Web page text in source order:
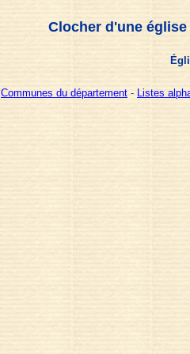
Clocher d'une
Communes du département - Listes